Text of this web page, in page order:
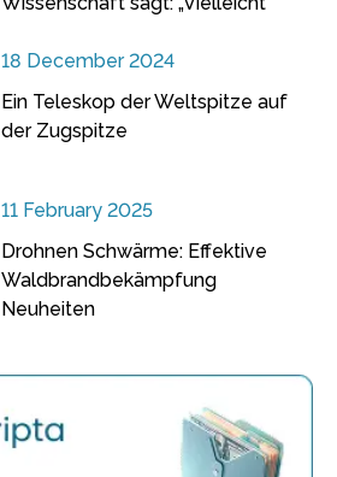
18 December 2024
Ein Teleskop der Weltspitze auf
der Zugspitze
11 February 2025
Drohnen Schwärme: Effektive
Waldbrandbekämpfung
Neuheiten